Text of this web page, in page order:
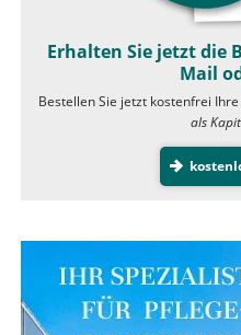
Erhalten Sie jetzt die
Mail
Bestellen Sie jetzt kostenfrei
als